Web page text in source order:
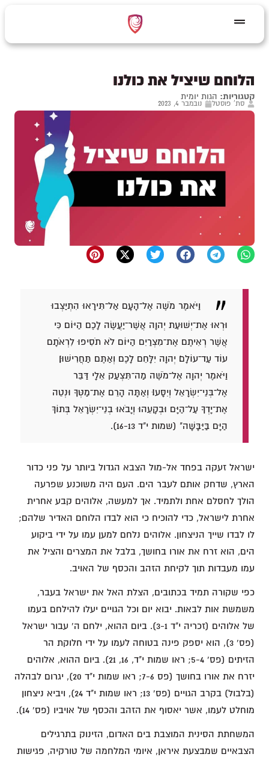
הלוחם שיציל את כולנו
קטגוריות: הגות יומית
סת' פוסטל נובמבר 4, 2023
וַיֹּאמֶר מֹשֶׁה אֶל־הָעָם אַל־תִּירָאוּ הִתְיַצְבוּ
וּרְאוּ אֶת־יְשׁוּעַת יְהוָה אֲשֶׁר־יַעֲשֶׂה לָכֶם הַיּוֹם כִּי
אֲשֶׁר רְאִיתֶם אֶת־מִצְרַיִם הַיּוֹם לֹא תֹסִיפוּ לִרְאֹתָם
עוֹד עַד־עוֹלָם׃ יְהוָה יִלָּחֵם לָכֶם וְאַתֶּם תַּחֲרִישׁוּן׃
וַיֹּאמֶר יְהוָה אֶל־מֹשֶׁה מַה־תִּצְעַק אֵלָי דַּבֵּר
אֶל־בְּנֵי־יִשְׂרָאֵל וְיִסָּעוּ׃ וְאַתָּה הָרֵם אֶת־מַטְּךָ וּנְטֵה
אֶת־יָדְךָ עַל־הַיָּם וּבְקָעֵהוּ וְיָבֹאוּ בְנֵי־יִשְׂרָאֵל בְּתוֹךְ
הַיָּם בַּיַּבָּשָׁה" (שמות י"ד 16-13).
ישראל זעקה בפחד אל-מול הצבא הגדול ביותר על פני כדור
הארץ, שדחק אותם לעבר הים. העם היה משוכנע שפרעה
הולך לחסלם אחת ולתמיד. אך למעשה, אלוהים קבע אחרית
אחרת לישראל, כדי להוכיח כי הוא לבדו הלוחם האדיר שלהם;
לו לבדו שייך הניצחון. אלוהים נלחם למען עמו על ידי ביקוע
הים, הוא זרח את אורו בחושך, בלבל את המצרים והציל את
עמו מעבדות תוך לקיחת הזהב והכסף של האויב.
כפי שקורה תמיד בכתובים, הצלת האל את ישראל בעבר,
משמשת אות לבאות. יבוא יום וכל הגויים יעלו להילחם בעמו
של אלוהים (זכריה י"ד 3-1). ביום ההוא, ילחם ה' עבור ישראל
(פס' 3), הוא יספק פינה בטוחה לעמו על ידי חלוקת הר
הזיתים (פס' 5-4; ראו שמות י"ד, 16, 21). ביום ההוא, אלוהים
יזרח את אורו בחושך (פס 7-6; ראו שמות י"ד 20), יגרום לבהלה
(בלבול) בקרב הגויים (פס' 13; ראו שמות י"ד 24), ויביא ניצחון
מוחלט לעמו, אשר יאסוף את הזהב והכסף של אויביו (פס' 14).
המשחתת הסינית המוצבת בים האדום, הזינוק בתרגילים
הצבאיים שמבצעת איראן, איומי המלחמה של טורקיה, פגישות